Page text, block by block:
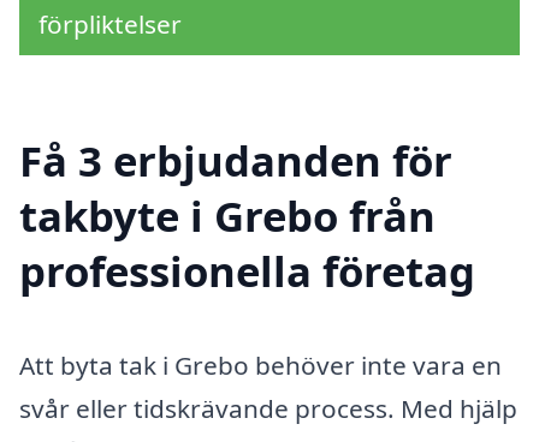
förpliktelser
Få 3 erbjudanden för
takbyte i Grebo från
professionella företag
Att byta tak i Grebo behöver inte vara en
svår eller tidskrävande process. Med hjälp